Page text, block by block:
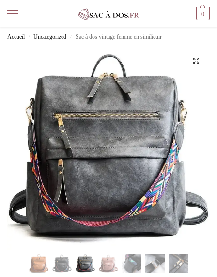
0
Accueil / Uncategorized / Sac à dos vintage femme en similicuir